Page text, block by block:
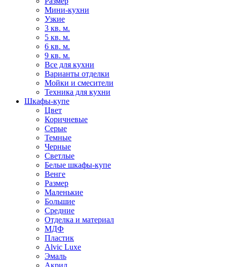
Мини-кухни
Узкие
3 кв. м.
5 кв. м.
6 кв. м.
9 кв. м.
Все для кухни
Варианты отделки
Мойки и смесители
Техника для кухни
Шкафы-купе
Цвет
Коричневые
Серые
Темные
Черные
Светлые
Белые шкафы-купе
Венге
Размер
Маленькие
Большие
Средние
Отделка и материал
МДФ
Пластик
Alvic Luxe
Эмаль
Акрил